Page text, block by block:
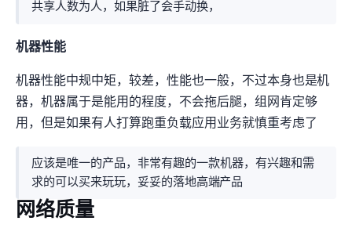
共享人数为10/20人，如果“脏”了会手动换IP，
机器性能
机器性能中规中矩，CPU较差，IO性能也一般，不过本身也是NAT+1C1G机
器，机器属于是“能用”的程度，不会拖后腿，组网肯定够
用，但是如果有人打算跑重负载应用/业务就慎重考虑了
应该是唯一的WTT产品，非常有趣的一款机器，有兴趣和需
求的MJJ可以买来玩玩，妥妥的HK落地高端NAT产品
网络质量